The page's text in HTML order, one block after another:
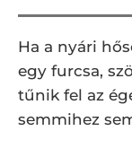
Ha a nyári
egy furcsa,
tűnik fel az
semmihez